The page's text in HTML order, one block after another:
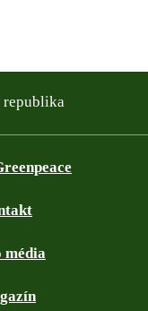
republika
média